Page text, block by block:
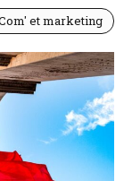
et marketing